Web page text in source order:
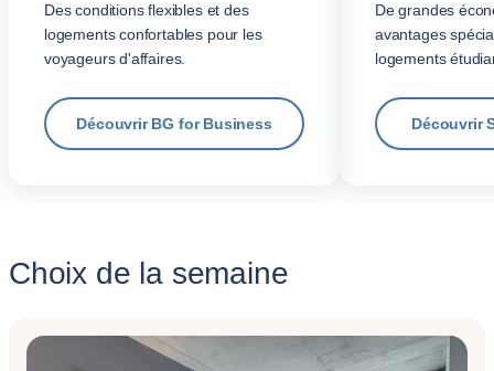
Des conditions flexibles et des
logements confortables pour les
voyageurs d'affaires.
Découvrir BG for Business
De grandes
avantages
logements
Découvrir
Choix de la semaine